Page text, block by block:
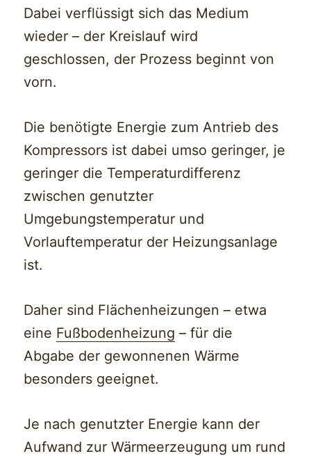
Dabei verflüssigt sich das Medium
wieder – der Kreislauf wird
geschlossen, der Prozess beginnt von
vorn.
Die benötigte Energie zum Antrieb des
Kompressors ist dabei umso geringer, je
geringer die Temperaturdifferenz
zwischen genutzter
Umgebungstemperatur und
Vorlauftemperatur der Heizungsanlage
ist.
Daher sind Flächenheizungen – etwa
eine Fußbodenheizung – für die
Abgabe der gewonnenen Wärme
besonders geeignet.
Je nach genutzter Energie kann der
Aufwand zur Wärmeerzeugung um rund